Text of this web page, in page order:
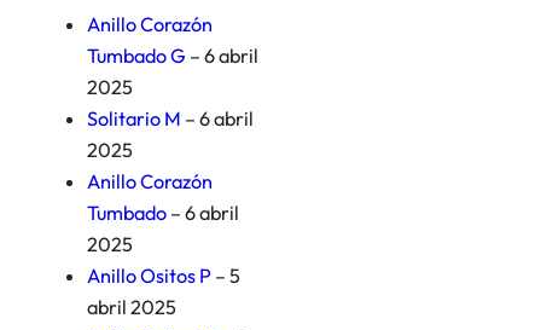
Anillo Corazón
Tumbado G – 6 abril
2025
Solitario M – 6 abril
2025
Anillo Corazón
Tumbado – 6 abril
2025
Anillo Ositos P – 5
abril 2025